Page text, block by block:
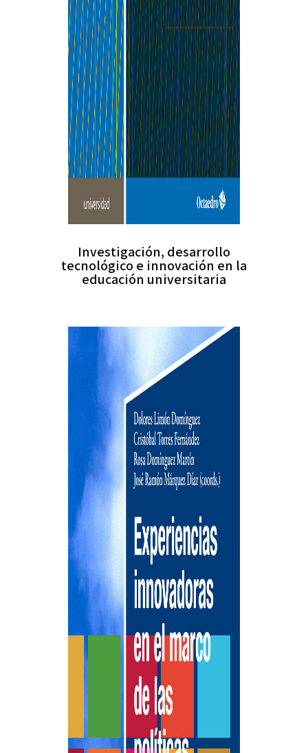
Investigación, desarrollo
tecnológico e innovación en la
educación universitaria